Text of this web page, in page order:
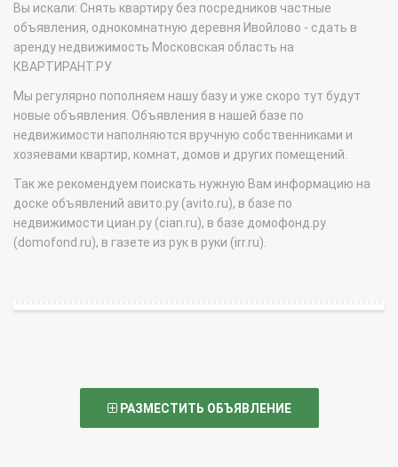
Вы искали: Снять квартиру без посредников частные
объявления, однокомнатную деревня Ивойлово - сдать в
аренду недвижимость Московская область на
КВАРТИРАНТ.РУ
Мы регулярно пополняем нашу базу и уже скоро тут будут
новые объявления. Объявления в нашей базе по
недвижимости наполняются вручную собственниками и
хозяевами квартир, комнат, домов и других помещений.
Так же рекомендуем поискать нужную Вам информацию на
доске объявлений авито.ру (avito.ru), в базе по
недвижимости циан.ру (cian.ru), в базе домофонд.ру
(domofond.ru), в газете из рук в руки (irr.ru).
РАЗМЕСТИТЬ ОБЪЯВЛЕНИЕ